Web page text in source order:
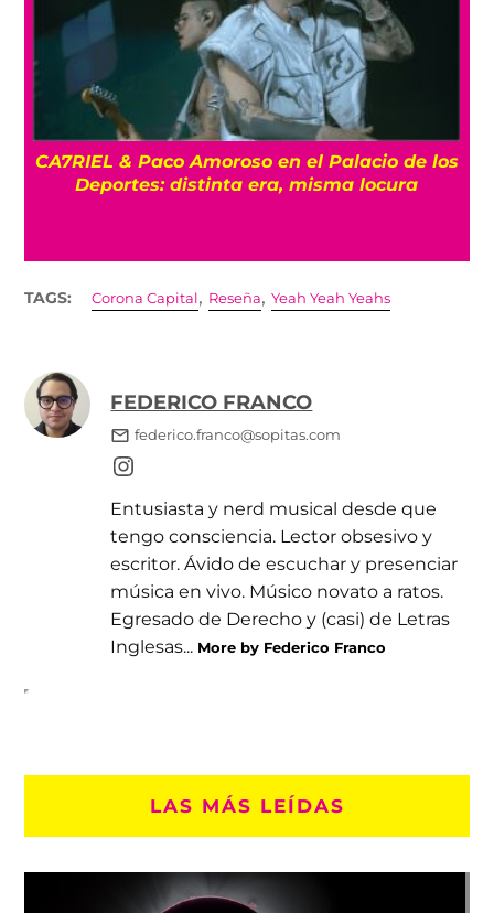
CA7RIEL & Paco Amoroso en el Palacio de los
Deportes: distinta era, misma locura
TAGS: Corona Capital , Reseña,Yeah Yeah Yeahs
FEDERICO FRANCO
federico.franco@sopitas.com
Entusiasta y nerd musical desde que
tengo consciencia. Lector obsesivo y
escritor. Ávido de escuchar y presenciar
música en vivo. Músico novato a ratos.
Egresado de Derecho y (casi) de Letras
Inglesas... More by Federico Franco
LAS MÁS LEÍDAS